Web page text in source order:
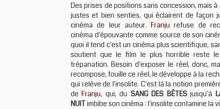
Des prises de positions sans concession, mais
justes et bien senties, qui éclairent de façon
cinéma de leur auteur. Franju refuse de
cinéma d'épouvante comme source de son
quoi il tend c'est un cinéma plus scientifique,
soutient que le film le plus horrible reste
trépanation. Besoin d'exposer le réel, donc,
recompose, fouille ce réel, le développe à la
qui relève de l'insolite. C'est là la notion
deFranju, qui, du SANG DES BÊTESjusqu'à
NUITimbibe son cinéma : l'insolite contamine la